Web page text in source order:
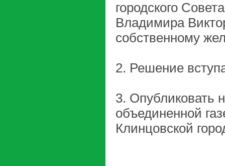
городского
Владимира
собственному
2. Решение
3. Опубликовать
объединенной
Клинцовской